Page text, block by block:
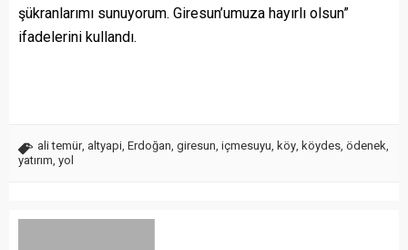
şükranlarımı sunuyorum. Giresun’umuza hayırlı olsun”
ifadelerini kullandı.
ali temür, altyapi Erdoğan giresun içmesuyu köy köydes ödenek
yatırım yol